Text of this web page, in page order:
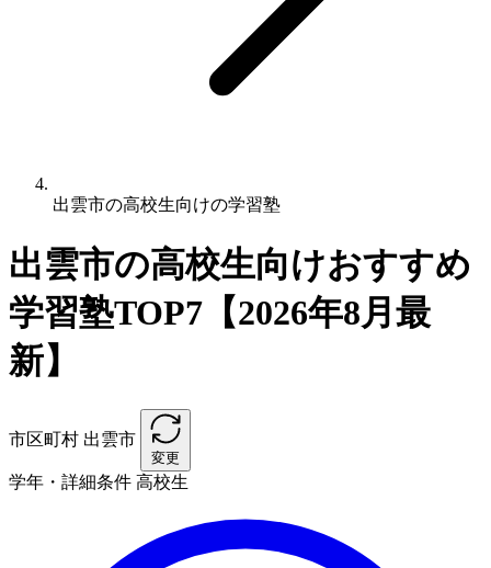
出雲市の高校生向けの学習塾
出雲市の高校生向けおすすめ
学習塾TOP7【2026年8月最
新】
市区町村 出雲市
変更
学年・詳細条件 高校生